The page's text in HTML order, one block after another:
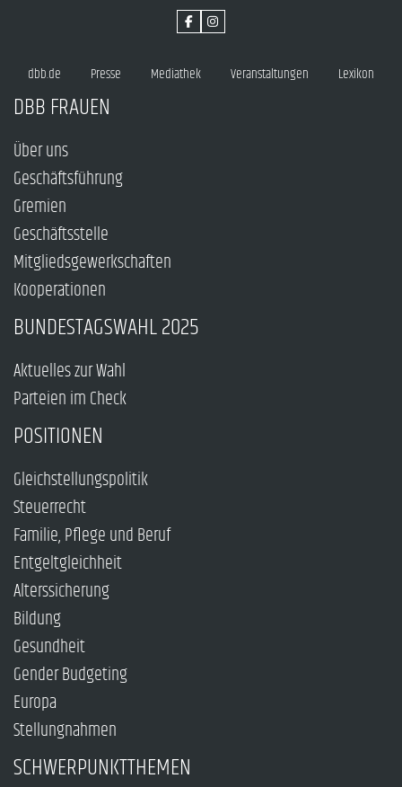
dbb.de Presse Mediathek Veranstaltungen Lexikon
DBB FRAUEN
Über uns
Geschäftsführung
Gremien
Geschäftsstelle
Mitgliedsgewerkschaften
Kooperationen
BUNDESTAGSWAHL 2025
Aktuelles zur Wahl
Parteien im Check
POSITIONEN
Gleichstellungspolitik
Steuerrecht
Familie, Pflege und Beruf
Entgeltgleichheit
Alterssicherung
Bildung
Gesundheit
Gender Budgeting
Europa
Stellungnahmen
SCHWERPUNKTTHEMEN